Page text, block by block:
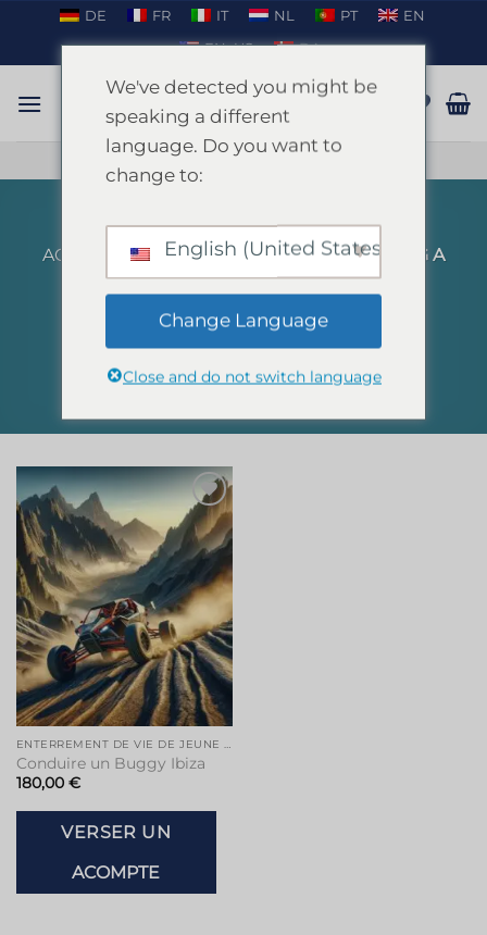
contenu
DE FR IT NL PT
EN
EN_US
DA
PARLER SUR WHATSAPP
ACCUEIL / PRODUITS IDENTIFIÉS “DRIVING A
BUGGY IBIZA”
FILTRER
Conduire un Buggy Ibiza
180,00 €
VERSER UN
ACOMPTE
We've detected you might be
speaking a different
language. Do you want to
change to:
English (United States)
Change Language
Close and do not switch language